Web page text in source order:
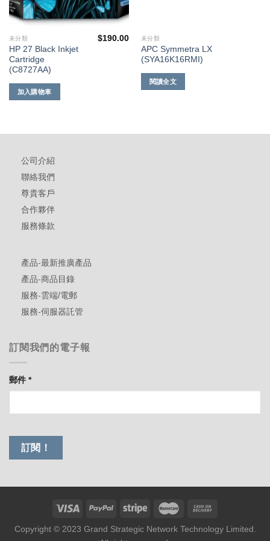
未分類
HP 27 Black Inkjet
Cartridge
(C8727AA)
$190.00
加入購物車
未分類
APC Symmetra LX
(SYA16K16RMI)
閱讀全文
公司介紹
聯絡我們
尊貴客戶
合作夥伴
服務條款
產品-最新推廣產品
產品-商品目錄
服務-雲端/電郵
服務-伺服器託管
訂閱我們的電子報
郵件*
Copyright © 2023 Grand Strategic Network Technology Limited.